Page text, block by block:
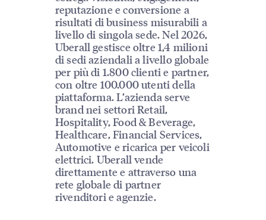
reputazione e conversione a
risultati di business misurabili a
livello di singola sede. Nel 2026,
Uberall gestisce oltre 1,4 milioni
di sedi aziendali a livello globale
per più di 1.800 clienti e partner,
con oltre 100.000 utenti della
piattaforma. L’azienda serve
brand nei settori Retail,
Hospitality, Food & Beverage,
Healthcare, Financial Services,
Automotive e ricarica per veicoli
elettrici. Uberall vende
direttamente e attraverso una
rete globale di partner
rivenditori e agenzie.